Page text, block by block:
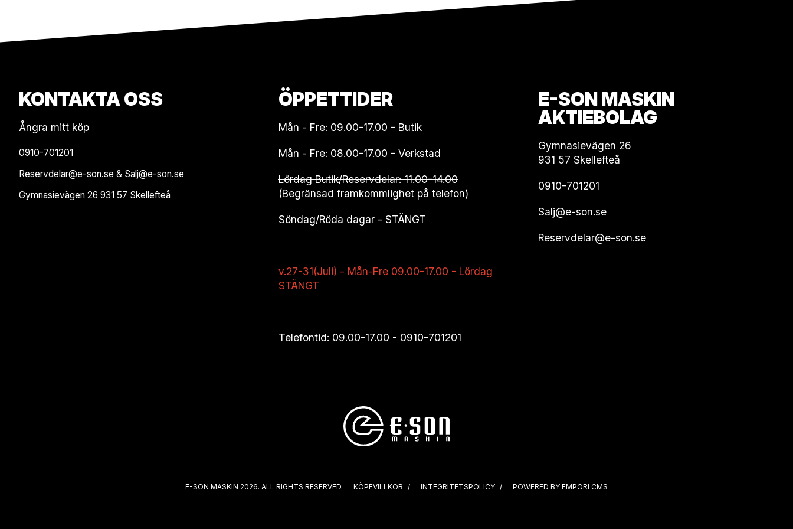
KONTAKTA OSS
Ångra mitt köp
0910-701201
Reservdelar@e-son.se & Salj@e-son.se
Gymnasievägen 26 931 57 Skellefteå
ÖPPETTIDER
Mån - Fre: 09.00-17.00 - Butik
Mån - Fre: 08.00-17.00 - Verkstad
Lördag Butik/Reservdelar: 11.00-14.00
(Begränsad framkommlighet på telefon)
Söndag/Röda dagar - STÄNGT
v.27-31(Juli) - Mån-Fre 09.00-17.00 - Lördag
STÄNGT
Telefontid: 09.00-17.00 - 0910-701201
E-SON MASKIN
AKTIEBOLAG
Gymnasievägen 26
931 57 Skellefteå
0910-701201
Salj@e-son.se
Reservdelar@e-son.se
E-SON MASKIN 2026. ALL RIGHTS RESERVED. KÖPEVILLKOR INTEGRITETSPOLICY POWERED BY EMPORI CMS